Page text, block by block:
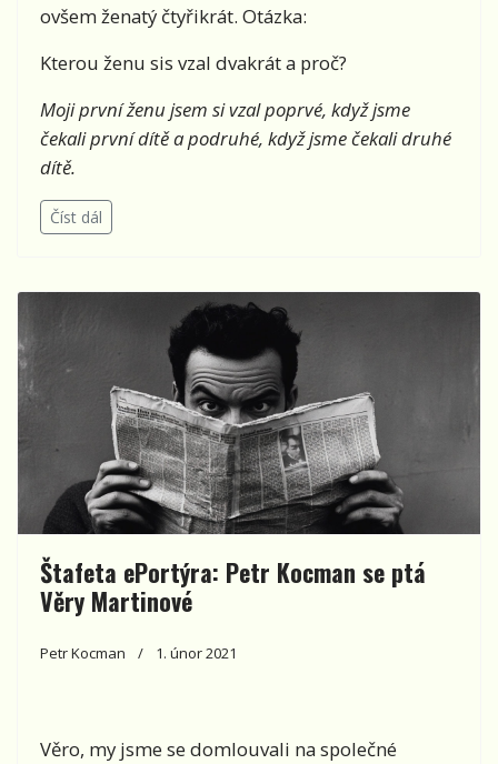
ovšem ženatý čtyřikrát. Otázka:
Kterou ženu sis vzal dvakrát a proč?
Moji první ženu jsem si vzal poprvé, když jsme
čekali první dítě a podruhé, když jsme čekali druhé
dítě.
Číst dál
Štafeta ePortýra: Petr Kocman se ptá
Věry Martinové
Petr Kocman 1. únor 2021
Věro, my jsme se domlouvali na společné